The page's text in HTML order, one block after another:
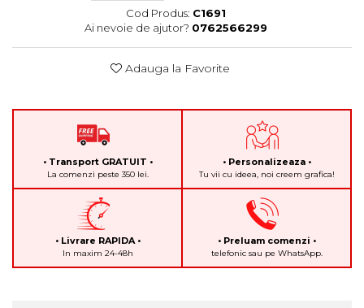
Cod Produs: C1691
Ai nevoie de ajutor? 0762566299
Adauga la Favorite
• Transport GRATUIT •
La comenzi peste 350 lei.
• Personalizeaza •
Tu vii cu ideea, noi creem grafica!
• Livrare RAPIDA •
In maxim 24-48h
• Preluam comenzi •
telefonic sau pe WhatsApp.